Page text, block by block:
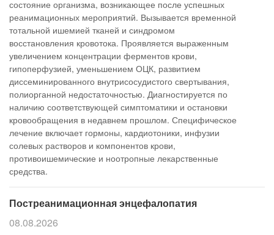
состояние организма, возникающее после успешных
реанимационных мероприятий. Вызывается временной
тотальной ишемией тканей и синдромом
восстановления кровотока. Проявляется выраженным
увеличением концентрации ферментов крови,
гипоперфузией, уменьшением ОЦК, развитием
диссеминированного внутрисосудистого свертывания,
полиорганной недостаточностью. Диагностируется по
наличию соответствующей симптоматики и остановки
кровообращения в недавнем прошлом. Специфическое
лечение включает гормоны, кардиотоники, инфузии
солевых растворов и компонентов крови,
противоишемические и ноотропные лекарственные
средства.
Постреанимационная энцефалопатия
08.08.2026